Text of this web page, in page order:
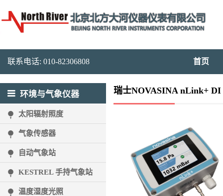
联系电话: 010-82306808 首页
环境与气象仪器
太阳辐射照度
气象传感器
自动气象站
KESTREL 手持气象站
温度湿度光照
瑞士NOVASINA nLink+